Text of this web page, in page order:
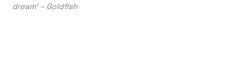
dream’ – Goldfish